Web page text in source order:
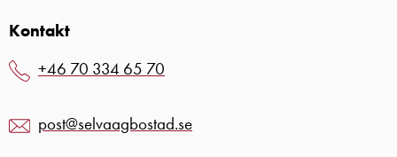
Kontakt
+46 70 334 65 70
post@selvaagbostad.se